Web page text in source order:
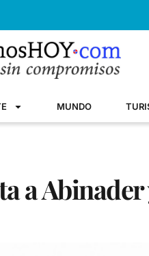
MUNDO
a